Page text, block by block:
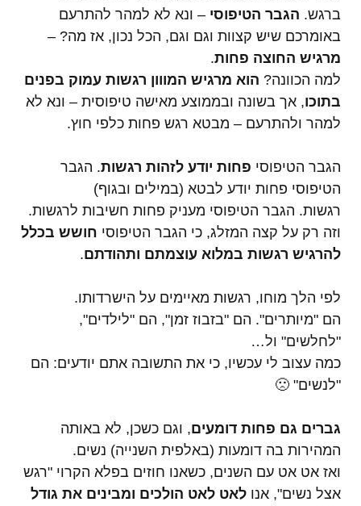
ברגש. הגבר הטיפוסי – ונא לא למהר להתרעם
באומרכם שיש קצוות וגם וגם, הכל נכון, אז מה? –
מרגיש החוצה פחות.
למה הכוונה? הוא מרגיש המווון רגשות עמוק בפנים
בתוכו, אך בשונה ובממוצע מאישה טיפוסית – ונא לא
למהר ולהתרעם – מבטא רגש פחות כלפי חוץ.
הגבר הטיפוסי פחות יודע לזהות רגשות. הגבר
הטיפוסי פחות יודע לבטא (במילים ובגוף)
רגשות. הגבר הטיפוסי מעניק פחות חשיבות לרגשות.
וזה רק על קצה המזלג, כי הגבר הטיפוסי חושש בכלל
להרגיש רגשות במלוא עוצמתם ותהודתם.
לפי הלך מוחו, רגשות מאיימים על הישרדותו.
הם "מיותרים". הם "בזבוז זמן", הם "לילדים",
"לחלשים" ול…
כמה עצוב לי עכשיו, כי את התשובה אתם יודעים: הם
"לנשים" 🙁
גברים גם פחות דומעים, וגם כשכן, לא באותה
המהירות בה דומעות (באלפית השנייה) נשים.
ואז אט אט עם השנים, כשאנו חוזים בפלא הקרוי "רגש
אצל נשים", אנו לאט לאט הולכים ומבינים את גודל